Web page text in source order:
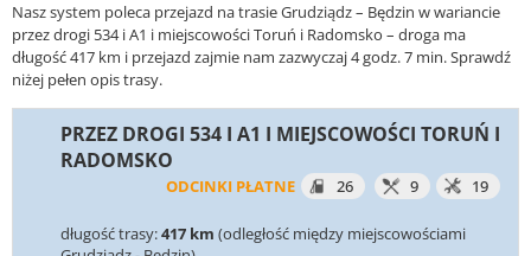
Nasz system poleca przejazd na trasie Grudziądz – Będzin w wariancie
przez drogi 534 i A1 i miejscowości Toruń i Radomsko – droga ma
długość 417 km i przejazd zajmie nam zazwyczaj 4 godz. 7 min. Sprawdź
niżej pełen opis trasy.
PRZEZ DROGI 534 I A1 I MIEJSCOWOŚCI TORUŃ I
RADOMSKO
ODCINKI PŁATNE 26 9 19
długość trasy:417 km (odległość między miejscowościami